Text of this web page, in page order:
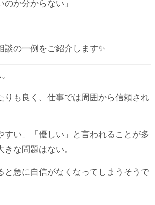
のか分からない」
談の一例をご紹介します✨
りも良く、仕事では周囲から信頼され
すい」「優しい」と言われることが多
きな問題はない。
と急に自信がなくなってしまうそうで